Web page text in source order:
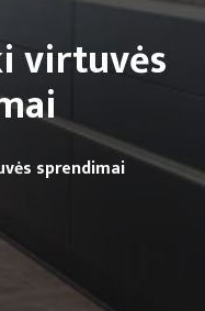
virtuvės
sprendimai